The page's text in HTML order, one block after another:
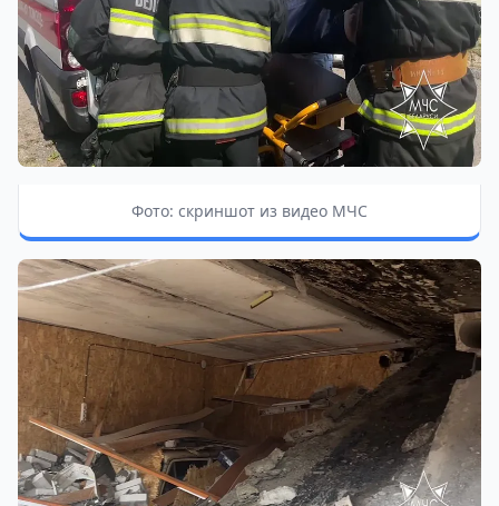
Фото: скриншот из видео МЧС